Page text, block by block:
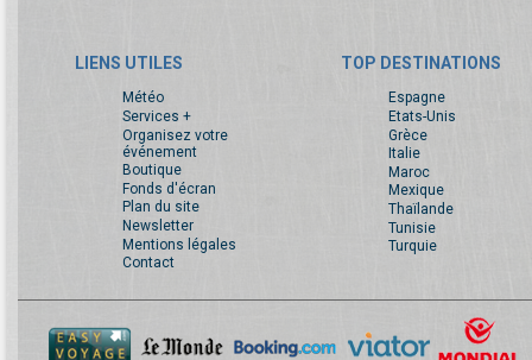
LIENS UTILES
Météo
Services +
Organisez votre
événement
Boutique
Fonds d'écran
Plan du site
Newsletter
Mentions légales
Contact
TOP DESTINATIONS
Espagne
Etats-Unis
Grèce
Italie
Maroc
Mexique
Thaïlande
Tunisie
Turquie